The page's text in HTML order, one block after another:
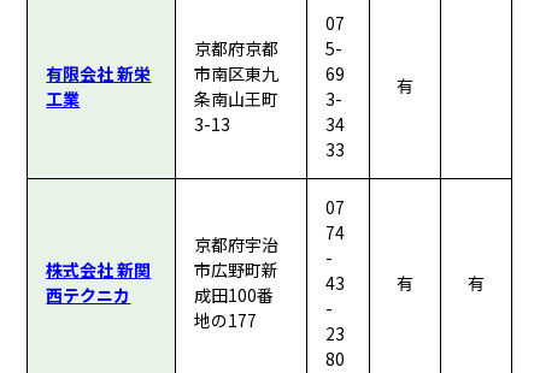
有限会社 新栄
工業
京都府京都
市南区東九
条南山王町
3-13
07
5-
69
3-
34
33
有
株式会社 新関
西テクニカ
京都府宇治
市広野町新
成田100番
地の177
07
74
-
43
-
23
80
有 有